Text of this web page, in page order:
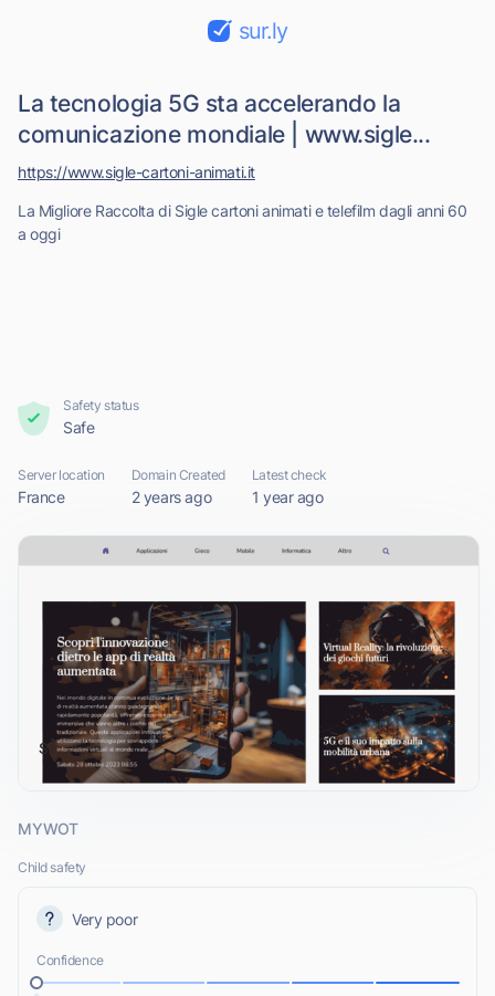
sur.ly
La tecnologia 5G sta accelerando la
comunicazione mondiale | www.sigle...
La Migliore Raccolta di Sigle cartoni animati e telefilm dagli anni 60
a oggi
https://www.sigle-cartoni-animati.it
Safety status
Safe
Server location
France
Domain Created
2 years ago
Latest check
1 year ago
MYWOT
Child safety
Very poor
Confidence